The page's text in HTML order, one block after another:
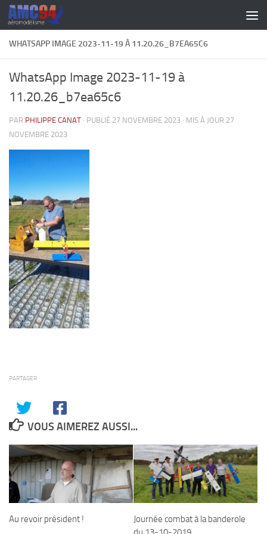
Skip to content
WHATSAPP IMAGE 2023-11-19 À 11.20.26_B7EA65C6
WhatsApp Image 2023-11-19 à
11.20.26_b7ea65c6
PAR PHILIPPE CANAT · PUBLIÉ 27 NOVEMBRE 2023 · MIS À JOUR 27
NOVEMBRE 2023
PARTAGER
VOUS AIMEREZ AUSSI...
Au revoir président !
Journée combat à la banderole